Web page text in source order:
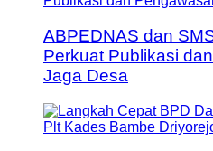
ABPEDNAS dan
Perkuat Publikasi
Jaga Desa